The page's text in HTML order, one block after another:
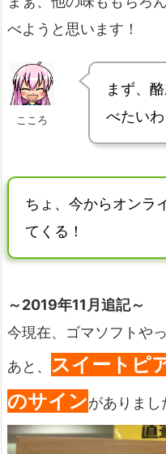
べようと思います！
こころ
まず、
べたいわ
ちょ、今からオンラ
てくる！
～2019年11月追記～
今現在、ゴマソフトや
あと、 スイートピ
のサインがありまし